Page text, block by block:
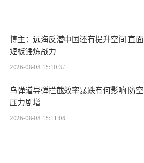
博主：远海反潜中国还有提升空间 直面
短板锤炼战力
2026-08-08 15:10:37
乌弹道导弹拦截效率暴跌有何影响 防空
压力剧增
2026-08-08 15:11:08